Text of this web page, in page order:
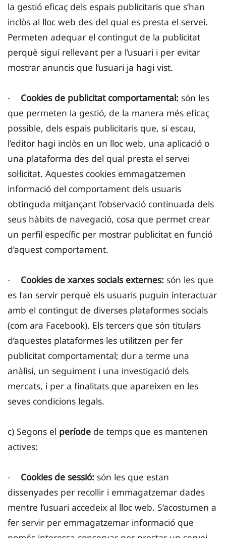
la gestió eficaç dels espais publicitaris que s’han
inclòs al lloc web des del qual es presta el servei.
Permeten adequar el contingut de la publicitat
perquè sigui rellevant per a l’usuari i per evitar
mostrar anuncis que l’usuari ja hagi vist.
- Cookies de publicitat comportamental: són les
que permeten la gestió, de la manera més eficaç
possible, dels espais publicitaris que, si escau,
l’editor hagi inclòs en un lloc web, una aplicació o
una plataforma des del qual presta el servei
sol·licitat. Aquestes cookies emmagatzemen
informació del comportament dels usuaris
obtinguda mitjançant l’observació continuada dels
seus hàbits de navegació, cosa que permet crear
un perfil específic per mostrar publicitat en funció
d’aquest comportament.
- Cookies de xarxes socials externes: són les que
es fan servir perquè els usuaris puguin interactuar
amb el contingut de diverses plataformes socials
(com ara Facebook). Els tercers que són titulars
d’aquestes plataformes les utilitzen per fer
publicitat comportamental; dur a terme una
anàlisi, un seguiment i una investigació dels
mercats, i per a finalitats que apareixen en les
seves condicions legals.
c) Segons el període de temps que es mantenen
actives:
- Cookies de sessió: són les que estan
dissenyades per recollir i emmagatzemar dades
mentre l’usuari accedeix al lloc web. S’acostumen a
fer servir per emmagatzemar informació que